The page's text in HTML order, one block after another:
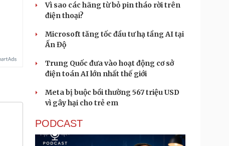
Vì sao các hãng từ bỏ pin tháo rời trên
điện thoại?
Microsoft tăng tốc đầu tư hạ tầng AI tại
Ấn Độ
Trung Quốc đưa vào hoạt động cơ sở
điện toán AI lớn nhất thế giới
Meta bị buộc bồi thường 567 triệu USD
vì gây hại cho trẻ em
PODCAST